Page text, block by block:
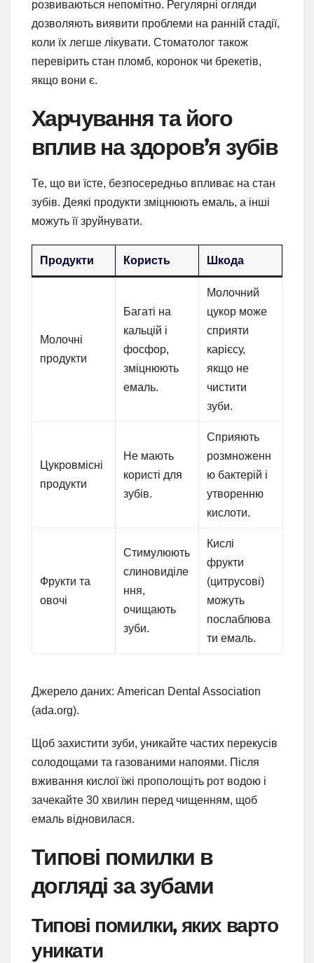
розвиваються непомітно. Регулярні огляди
дозволяють виявити проблеми на ранній стадії,
коли їх легше лікувати. Стоматолог також
перевірить стан пломб, коронок чи брекетів,
якщо вони є.
Харчування та його
вплив на здоров’я зубів
Те, що ви їсте, безпосередньо впливає на стан
зубів. Деякі продукти зміцнюють емаль, а інші
можуть її зруйнувати.
Продукти Користь Шкода
Молочні
продукти
Багаті на
кальцій і
фосфор,
зміцнюють
емаль.
Молочний
цукор може
сприяти
карієсу,
якщо не
чистити
зуби.
Цукровмісні
продукти
Не мають
користі для
зубів.
Сприяють
розмноженн
ю бактерій і
утворенню
кислоти.
Фрукти та
овочі
Стимулюють
слиновиділе
ння,
очищають
зуби.
Кислі
фрукти
(цитрусові)
можуть
послаблюва
ти емаль.
Джерело даних: American Dental Association
(ada.org).
Щоб захистити зуби, уникайте частих перекусів
солодощами та газованими напоями. Після
вживання кислої їжі прополощіть рот водою і
зачекайте 30 хвилин перед чищенням, щоб
емаль відновилася.
Типові помилки в
догляді за зубами
Типові помилки, яких варто
уникати